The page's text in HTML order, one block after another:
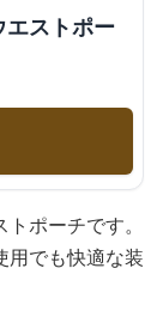
ストポー
ポーチです。
用でも快適な装